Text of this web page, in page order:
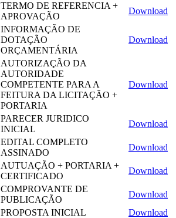
TERMO DE REFERENCIA +
APROVAÇÃO
Download
INFORMAÇÃO DE
DOTAÇÃO
ORÇAMENTÁRIA
Download
AUTORIZAÇÃO DA
AUTORIDADE
COMPETENTE PARA A
FEITURA DA LICITAÇÃO +
PORTARIA
Download
PARECER JURIDICO
INICIAL
Download
EDITAL COMPLETO
ASSINADO
Download
AUTUAÇÃO + PORTARIA +
CERTIFICADO
Download
COMPROVANTE DE
PUBLICAÇÃO
Download
PROPOSTA INICIAL
Download